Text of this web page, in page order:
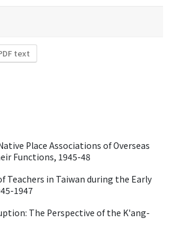
text
Place Associations of Overseas
Functions, 1945-48
Teachers in Taiwan during the Early
1947
The Perspective of the K'ang-